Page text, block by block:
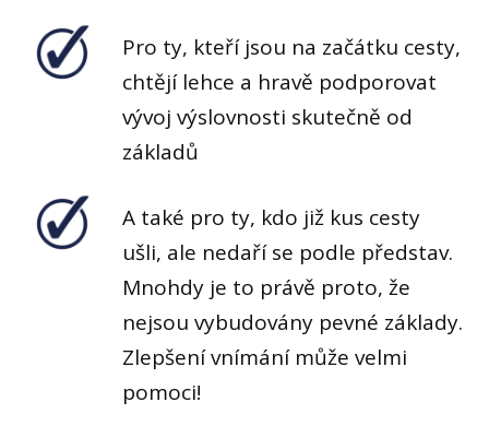
Pro ty, kteří jsou na začátku cesty,
chtějí lehce a hravě podporovat
vývoj výslovnosti skutečně od
základů
A také pro ty, kdo již kus cesty
ušli, ale nedaří se podle představ.
Mnohdy je to právě proto, že
nejsou vybudovány pevné základy.
Zlepšení vnímání může velmi
pomoci!